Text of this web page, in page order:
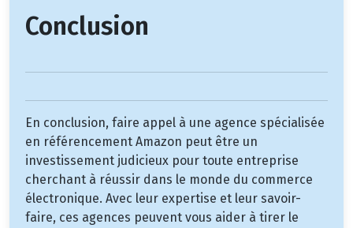
Conclusion
En conclusion, faire appel à une agence spécialisée
en référencement Amazon peut être un
investissement judicieux pour toute entreprise
cherchant à réussir dans le monde du commerce
électronique. Avec leur expertise et leur savoir-
faire, ces agences peuvent vous aider à tirer le